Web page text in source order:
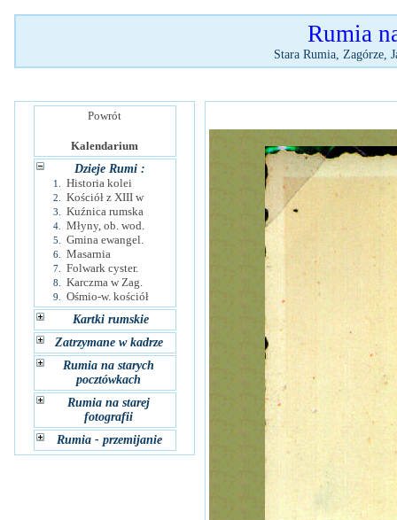
Rumia
Stara Rumia, Zagórze,
Powrót
Kalendarium
Dzieje Rumi :
1. Historia kolei
2. Kościół z XIII w
3. Kuźnica rumska
4. Młyny, ob. wod.
5. Gmina ewangel.
6. Masarnia
7. Folwark cyster.
8. Karczma w Zag.
9.
Ośmio-w. kościół
Kartki rumskie
Zatrzymane w kadrze
Rumia na starych
pocztówkach
Rumia na starej
fotografii
Rumia - przemijanie